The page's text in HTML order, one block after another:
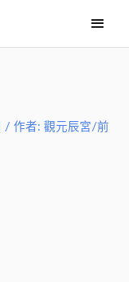
要
/ 作者: 觀元辰宮/前